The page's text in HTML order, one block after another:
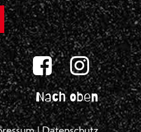
Nach oben